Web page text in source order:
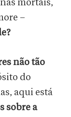
mortais,
–
não tão
do
aqui está
sobre a